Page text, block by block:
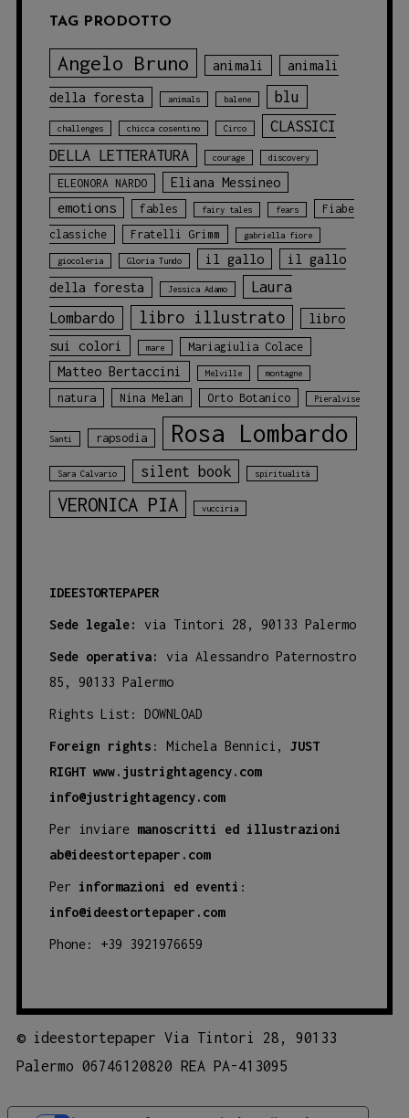
TAG PRODOTTO
Angelo Bruno animali animali
della foresta animals balene blu
challenges chicca cosentino Circo
CLASSICI
DELLA LETTERATURA
courage discovery
ELEONORA NARDO
Eliana Messineo
emotions
fables fairy tales fears
Fiabe
classiche
Fratelli Grimm gabriella fiore
giocoleria Gloria Tundo il gallo
il gallo
della foresta
Jessica Adamo
Laura
Lombardo
libro illustrato
libro
sui colori
mare Mariagiulia Colace
Matteo Bertaccini Melville montagne
natura Nina Melan Orto Botanico Pieralvise
Santi rapsodia Rosa Lombardo
Sara Calvario silent book spiritualità
VERONICA PIA vucciria
IDEESTORTEPAPER
Sede legale: via Tintori 28, 90133 Palermo
Sede operativa:
via Alessandro Paternostro
85, 90133 Palermo
Rights List: DOWNLOAD
Foreign rights : Michela Bennici, JUST
RIGHT www.justrightagency.com
info@justrightagency.com
Per inviare manoscritti ed illustrazioni
ab@ideestortepaper.com
Per informazioni ed eventi :
info@ideestortepaper.com
Phone: +39 3921976659
© ideestortepaper Via Tintori 28, 90133
Palermo 06746120820 REA PA-413095